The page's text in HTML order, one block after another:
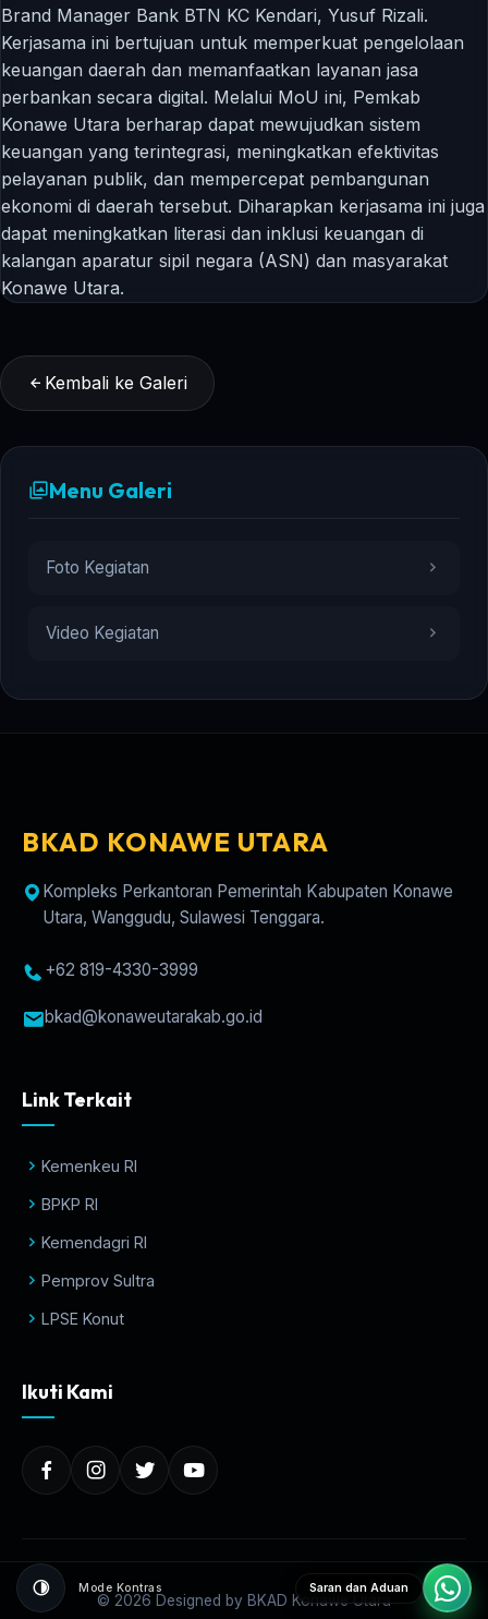
Mode Kontras
Brand Manager Bank BTN KC Kendari, Yusuf Rizali.
Kerjasama ini bertujuan untuk memperkuat pengelolaan
keuangan daerah dan memanfaatkan layanan jasa
perbankan secara digital. Melalui MoU ini, Pemkab
Konawe Utara berharap dapat mewujudkan sistem
keuangan yang terintegrasi, meningkatkan efektivitas
pelayanan publik, dan mempercepat pembangunan
ekonomi di daerah tersebut. Diharapkan kerjasama ini juga
dapat meningkatkan literasi dan inklusi keuangan di
kalangan aparatur sipil negara (ASN) dan masyarakat
Konawe Utara.
Kembali ke Galeri
Menu Galeri
Foto Kegiatan
Video Kegiatan
BKAD KONAWE UTARA
Kompleks Perkantoran Pemerintah Kabupaten Konawe
Utara, Wanggudu, Sulawesi Tenggara.
+62 819-4330-3999
bkad@konaweutarakab.go.id
Link Terkait
Kemenkeu RI
BPKP RI
Kemendagri RI
Pemprov Sultra
LPSE Konut
Ikuti Kami
© 2026 Designed by BKAD Konawe Utara
Saran dan Aduan